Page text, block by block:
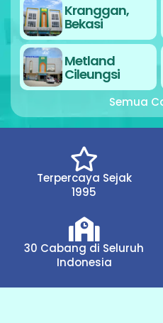
Kranggan,
Bekasi
Metland
Cileungsi
Semua
Terpercaya Sejak
1995
30 Cabang di Seluruh
Indonesia